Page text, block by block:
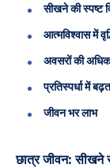
सीखने की स्पष्ट
आत्मविश्वास में
अवसरों की
प्रतिस्पर्धा में बढ़त
जीवन भर लाभ
छात्र जीवन: